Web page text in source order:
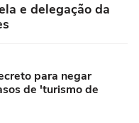
e delegação da
para negar
de 'turismo de